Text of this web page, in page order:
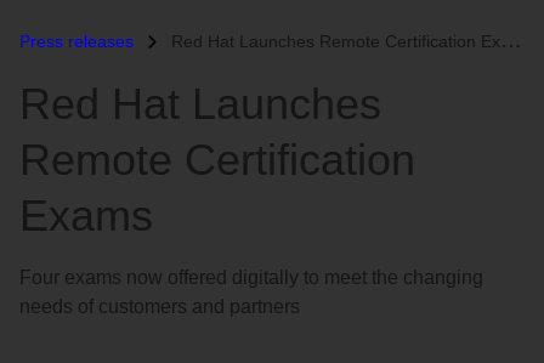
언Press releases Red Hat Launches Remote Certification Exams...
Red Hat Launches
Remote Certification
Exams
Four exams now offered digitally to meet the changing
needs of customers and partners